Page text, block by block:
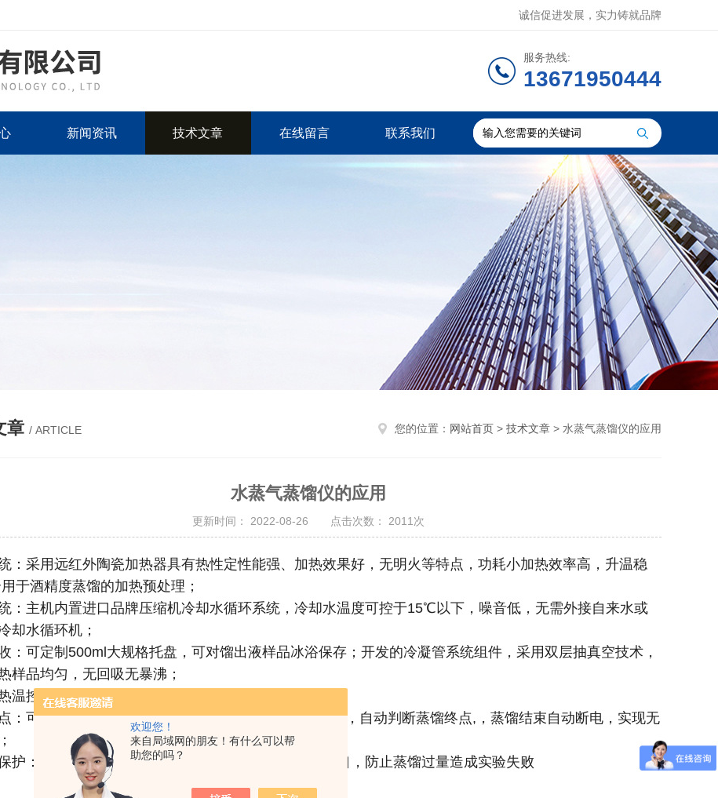
欢迎您！
来自局域网的朋友！有什么可以帮
助您的吗？
诚信促进发展，实力铸就品牌
服务热线:
13671950444
新闻资讯 技术文章 在线留言 联系我们
章 / ARTICLE 您的位置： 网站首页 > 技术文章 > 水蒸气蒸馏仪的应用
水蒸气蒸馏仪的应用
更新时间： 2022-08-26 点击次数： 2011次
：采用远红外陶瓷加热器具有热性定性能强、加热效果好，无明火等特点，功耗小加热效率高，升温稳
于酒精度蒸馏的加热预处理；
：主机内置进口品牌压缩机冷却水循环系统，冷却水温度可控于15℃以下，噪音低，无需外接自来水或
却水循环机；
：可定制500ml大规格托盘，可对馏出液样品冰浴保存；开发的冷凝管系统组件，采用双层抽真空技术，
样品均匀，无回吸无暴沸；
温控模式：微沸+全沸系统，可一键切换；
：可单孔设定馏出液体积或重量，设置范围：1-500ml，自动判断蒸馏终点,，蒸馏结束自动断电，实现无
护：蒸馏结束内置终点自锁系统打开，关闭馏出液出口，防止蒸馏过量造成实验失败